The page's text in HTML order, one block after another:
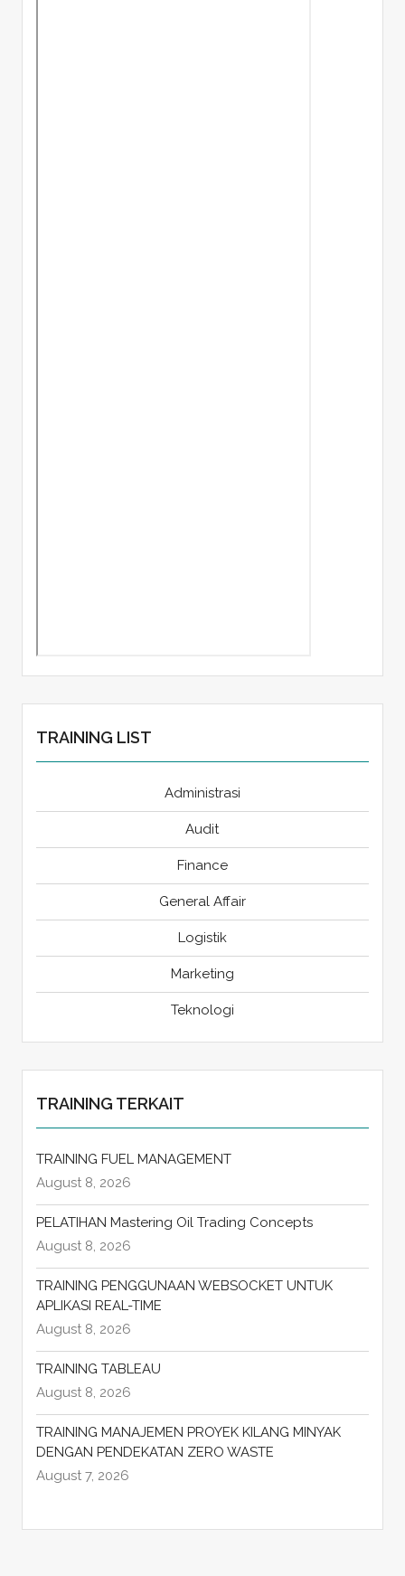
TRAINING LIST
Administrasi
Audit
Finance
General Affair
Logistik
Marketing
Teknologi
TRAINING TERKAIT
TRAINING FUEL MANAGEMENT
August 8, 2026
PELATIHAN Mastering Oil Trading Concepts
August 8, 2026
TRAINING PENGGUNAAN WEBSOCKET UNTUK
APLIKASI REAL-TIME
August 8, 2026
TRAINING TABLEAU
August 8, 2026
TRAINING MANAJEMEN PROYEK KILANG MINYAK
DENGAN PENDEKATAN ZERO WASTE
August 7, 2026